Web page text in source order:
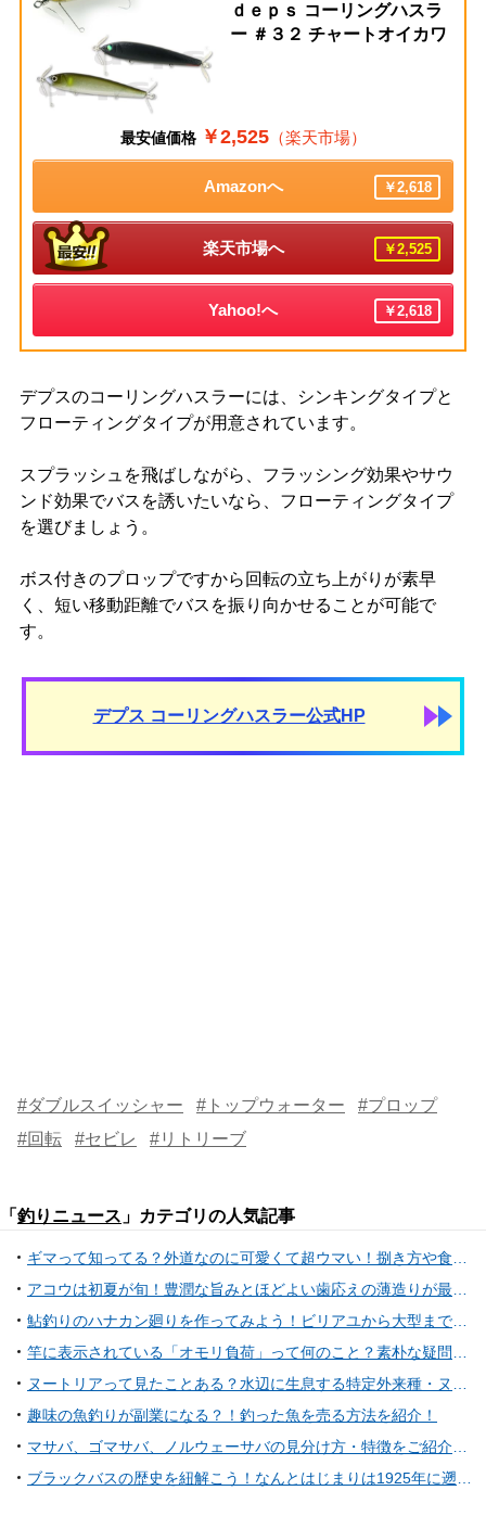
ｄｅｐｓ コーリングハスラ
ー ＃３２ チャートオイカワ
最安値価格 ￥2,525（楽天市場）
Amazonへ ￥2,618
楽天市場へ ￥2,525
Yahoo!へ ￥2,618
デプスのコーリングハスラーには、シンキングタイプと
フローティングタイプが用意されています。
スプラッシュを飛ばしながら、フラッシング効果やサウ
ンド効果でバスを誘いたいなら、フローティングタイプ
を選びましょう。
ボス付きのプロップですから回転の立ち上がりが素早
く、短い移動距離でバスを振り向かせることが可能で
す。
デプス コーリングハスラー公式HP
#ダブルスイッシャー #トップウォーター
#プロップ
#回転
#セビレ #リトリーブ
「 釣りニュース 」カテゴリの人気記事
ギマって知ってる？外道なのに可愛くて超ウマい！捌き方や食べ方、毒の有無も含めてご紹介します！
アコウは初夏が旬！豊潤な旨みとほどよい歯応えの薄造りが最高なアコウの生態から釣り方まで大公開！
鮎釣りのハナカン廻りを作ってみよう！ビリアユから大型まで対応可能！基本的なノーマル仕掛けの作り方をご紹介！
竿に表示されている「オモリ負荷」って何のこと？素朴な疑問にお答えします！
ヌートリアって見たことある？水辺に生息する特定外来種・ヌートリアの特徴を紹介！
趣味の魚釣りが副業になる？！釣った魚を売る方法を紹介！
マサバ、ゴマサバ、ノルウェーサバの見分け方・特徴をご紹介！美味しい食べ方、旬の違いは？？
ブラックバスの歴史を紐解こう！なんとはじまりは1925年に遡る！歴史を知れば釣りがもっと楽しめるかも！？